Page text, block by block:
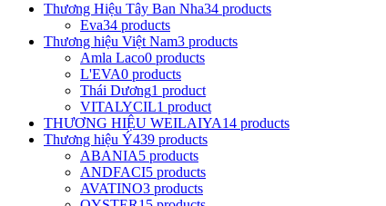
Thương Hiệu Tây Ban Nha34 products
Eva34 products
Thương hiệu Việt Nam3 products
Amla Laco0 products
L'EVA0 products
Thái Dương1 product
VITALYCIL1 product
THƯƠNG HIỆU WEILAIYA14 products
Thương hiệu Ý439 products
ABANIA5 products
ANDFACI5 products
AVATINO3 products